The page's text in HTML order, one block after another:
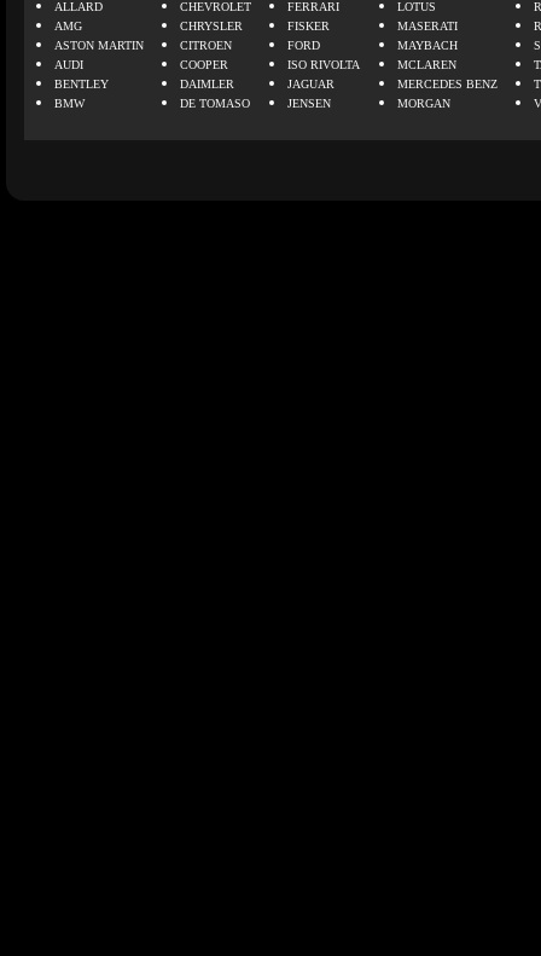
ALLARD
AMG
ASTON MARTIN
AUDI
BENTLEY
BMW
CHEVROLET
CHRYSLER
CITROEN
COOPER
DAIMLER
DE TOMASO
FERRARI
FISKER
FORD
ISO RIVOLTA
JAGUAR
JENSEN
LOTUS
MASERATI
MAYBACH
MCLAREN
MERCEDES BENZ
MORGAN